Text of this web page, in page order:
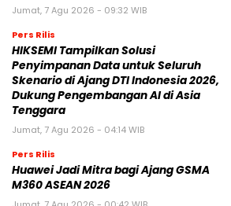
Jumat, 7 Agu 2026 - 09:32 WIB
Pers Rilis
HIKSEMI Tampilkan Solusi
Penyimpanan Data untuk Seluruh
Skenario di Ajang DTI Indonesia 2026,
Dukung Pengembangan AI di Asia
Tenggara
Jumat, 7 Agu 2026 - 04:14 WIB
Pers Rilis
Huawei Jadi Mitra bagi Ajang GSMA
M360 ASEAN 2026